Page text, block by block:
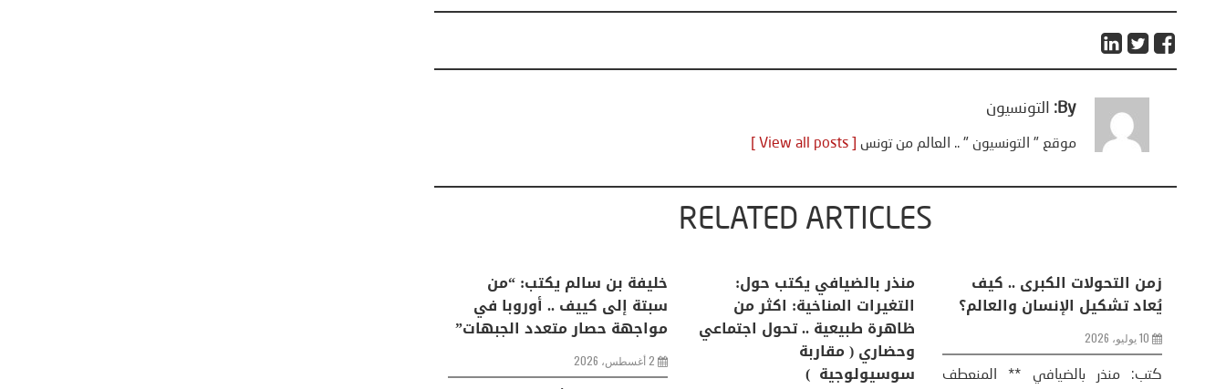
By: التونسيون
موقع " التونسيون " .. العالم من تونس [ View all posts ]
RELATED ARTICLES
منذر بالضيافي يكتب حول:
التغيرات المناخية: اكثر من
ظاهرة طبيعية .. تحول اجتماعي
وحضاري ( مقاربة
سوسيولوجية )
زمن التحولات الكبرى .. كيف
يُعاد تشكيل الإنسان والعالم؟
10 يوليو، 2026
كتب: منذر بالضيافي ** المنعطف
تحليل اخباري/ أمريكا وايران:
عودة الحرب .. و “هرمز” مربط
الفرس
8 يوليو، 2026